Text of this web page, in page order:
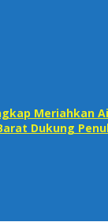
Meriahkan
Dukung